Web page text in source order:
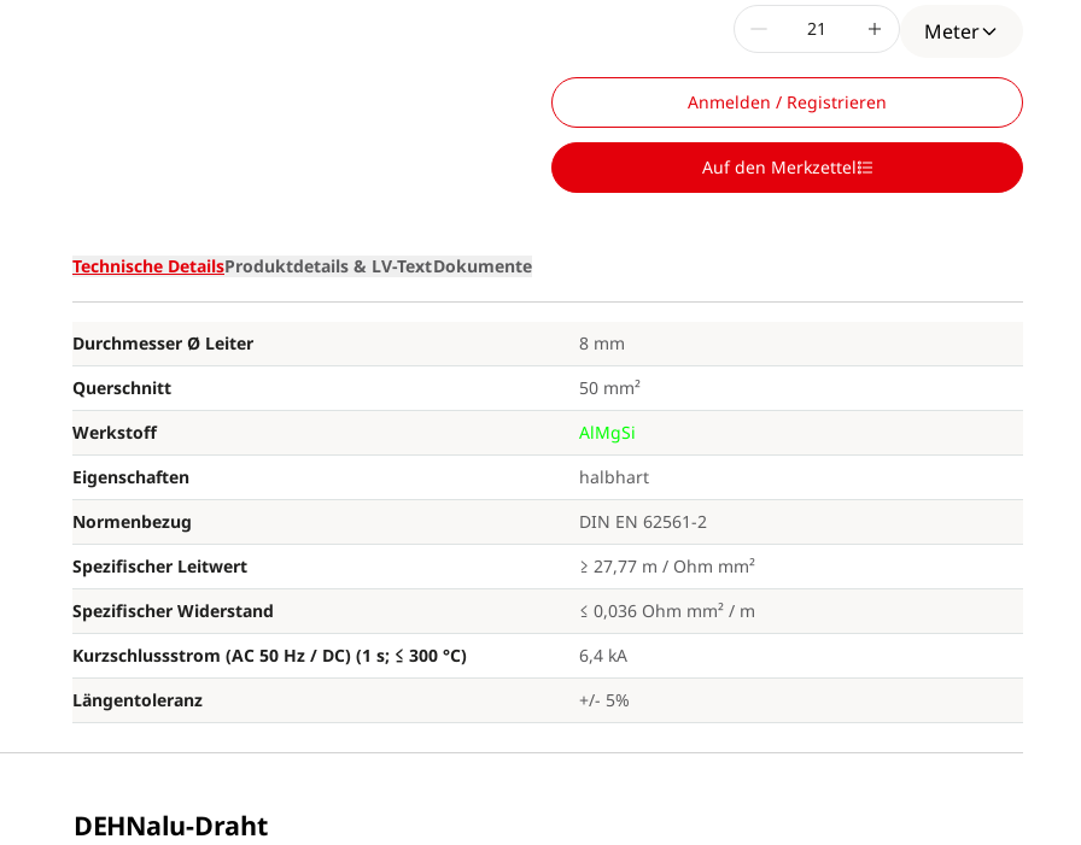
Meter
Anmelden / Registrieren
Auf den Merkzettel
Technische DetailsProduktdetails & LV-TextDokumente
Durchmesser Ø Leiter
8 mm
Querschnitt
50 mm²
Werkstoff
AlMgSi
Eigenschaften
halbhart
Normenbezug
DIN EN 62561-2
Spezifischer Leitwert
≥ 27,77 m / Ohm mm²
Spezifischer Widerstand
≤ 0,036 Ohm mm² / m
Kurzschlussstrom (AC 50 Hz / DC) (1 s; ≤ 300 °C)
6,4 kA
Längentoleranz
+/- 5%
DEHNalu-Draht